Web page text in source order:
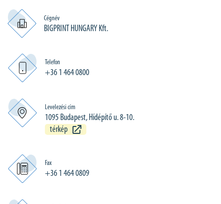
Cégnév
BIGPRINT HUNGARY Kft.
Telefon
+36 1 464 0800
Levelezési cím
1095 Budapest, Hídépítő u. 8-10.
térkép
Fax
+36 1 464 0809